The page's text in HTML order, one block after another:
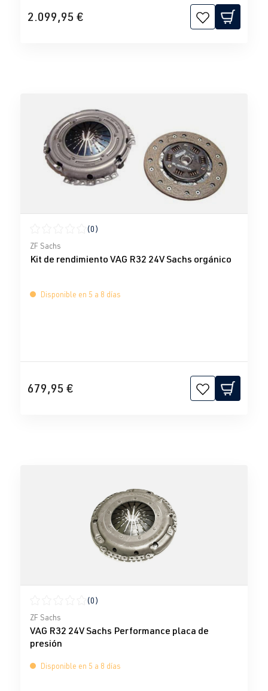
2.099,95 €
Calificación promedio de 0 de 5 estrellas
(0)
ZF Sachs
Kit de rendimiento VAG R32 24V Sachs orgánico
Disponible en 5 a 8 días
679,95 €
Calificación promedio de 0 de 5 estrellas
(0)
ZF Sachs
VAG R32 24V Sachs Performance placa de
presión
Disponible en 5 a 8 días